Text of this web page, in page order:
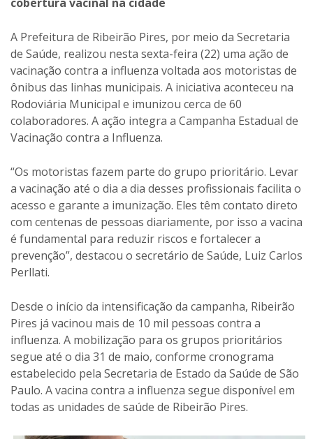
A Prefeitura de Ribeirão Pires, por meio da Secretaria
de Saúde, realizou nesta sexta-feira (22) uma ação de
vacinação contra a influenza voltada aos motoristas de
ônibus das linhas municipais. A iniciativa aconteceu na
Rodoviária Municipal e imunizou cerca de 60
colaboradores. A ação integra a Campanha Estadual de
Vacinação contra a Influenza.
“Os motoristas fazem parte do grupo prioritário. Levar
a vacinação até o dia a dia desses profissionais facilita o
acesso e garante a imunização. Eles têm contato direto
com centenas de pessoas diariamente, por isso a vacina
é fundamental para reduzir riscos e fortalecer a
prevenção”, destacou o secretário de Saúde, Luiz Carlos
Perllati.
Desde o início da intensificação da campanha, Ribeirão
Pires já vacinou mais de 10 mil pessoas contra a
influenza. A mobilização para os grupos prioritários
segue até o dia 31 de maio, conforme cronograma
estabelecido pela Secretaria de Estado da Saúde de São
Paulo. A vacina contra a influenza segue disponível em
todas as unidades de saúde de Ribeirão Pires.